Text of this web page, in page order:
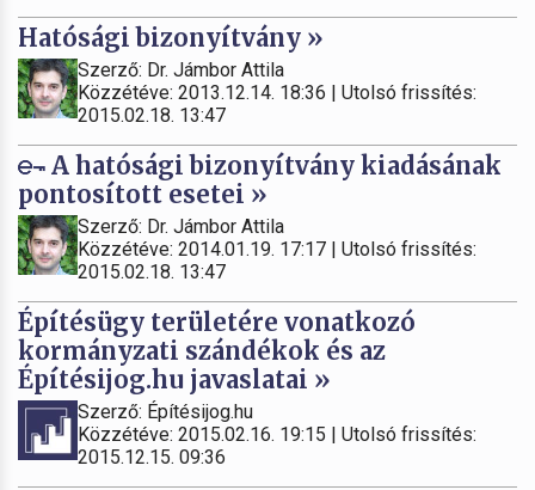
Hatósági bizonyítvány »
Szerző: Dr. Jámbor Attila
Közzétéve: 2013.12.14. 18:36 | Utolsó frissítés:
2015.02.18. 13:47
A hatósági bizonyítvány kiadásának
pontosított esetei »
Szerző: Dr. Jámbor Attila
Közzétéve: 2014.01.19. 17:17 | Utolsó frissítés:
2015.02.18. 13:47
Építésügy területére vonatkozó
kormányzati szándékok és az
Építésijog.hu javaslatai »
Szerző: Építésijog.hu
Közzétéve: 2015.02.16. 19:15 | Utolsó frissítés:
2015.12.15. 09:36